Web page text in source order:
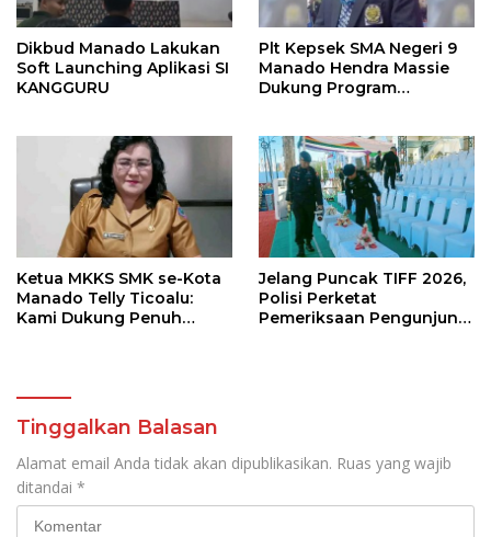
Dikbud Manado Lakukan
Soft Launching Aplikasi SI
KANGGURU
Plt Kepsek SMA Negeri 9
Manado Hendra Massie
Dukung Program
Ketua MKKS SMK se-Kota
Manado Telly Ticoalu:
Kami Dukung Penuh
Jelang Puncak TIFF 2026,
Polisi Perketat
Pemeriksaan Pengunjung
Tinggalkan Balasan
Alamat email Anda tidak akan dipublikasikan. Ruas yang wajib
ditandai *